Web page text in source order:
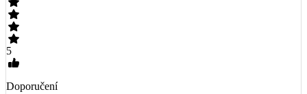
5
Doporučení